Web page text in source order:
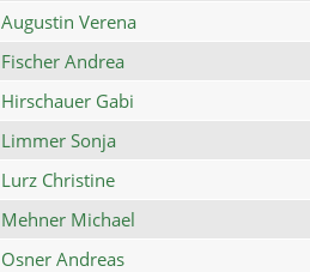
Augustin Verena
Fischer Andrea
Hirschauer Gabi
Limmer Sonja
Lurz Christine
Mehner Michael
Osner Andreas